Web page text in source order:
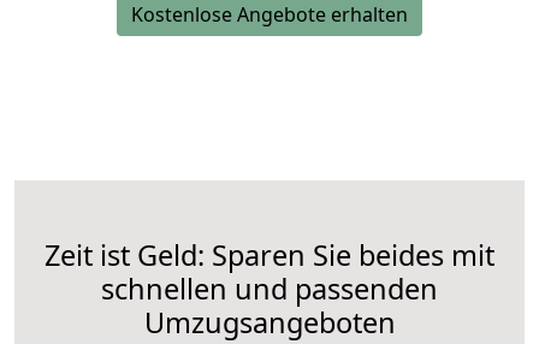
Kostenlose Angebote erhalten
Zeit ist Geld: Sparen Sie beides mit
schnellen und passenden
Umzugsangeboten